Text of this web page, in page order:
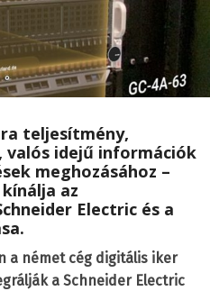
teljesítmény,
valós idejű információk
meghozásához –
az
Electric és a
a német cég digitális iker
a Schneider Electric